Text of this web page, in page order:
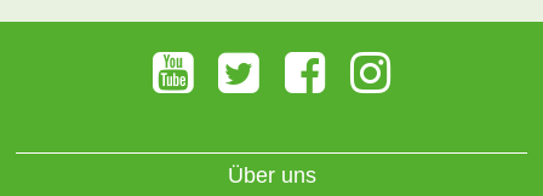
Über uns